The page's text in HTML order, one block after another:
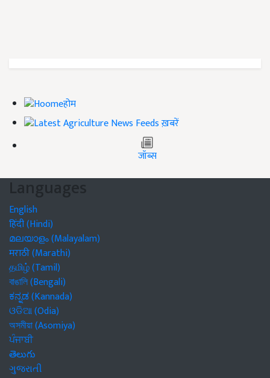
होम
ख़बरें
जॉब्स
Languages
English
हिंदी (Hindi)
മലയാളം (Malayalam)
मराठी (Marathi)
தமிழ் (Tamil)
বাঙালি (Bengali)
ಕನ್ನಡ (Kannada)
ଓଡିଆ (Odia)
অসমীয়া (Asomiya)
ਪੰਜਾਬੀ
తెలుగు
ગુજરાતી